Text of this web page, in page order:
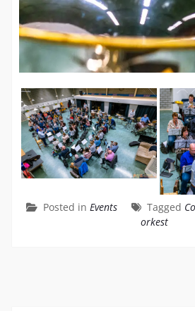
Posted in Events Tagged
orkest